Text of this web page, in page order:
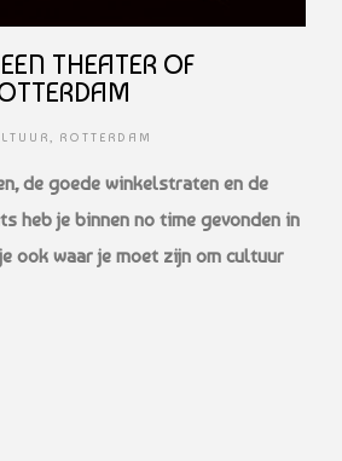
THEATER OF
, ROTTERDAM
de goede winkelstraten en de
heb je binnen no time gevonden in
ook waar je moet zijn om cultuur